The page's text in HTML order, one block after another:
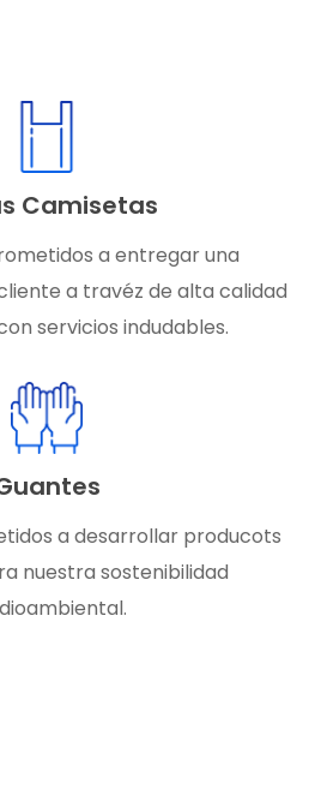
Camisetas
a entregar una
a travéz de alta calidad
servicios indudables.
a desarrollar producots
nuestra sostenibilidad